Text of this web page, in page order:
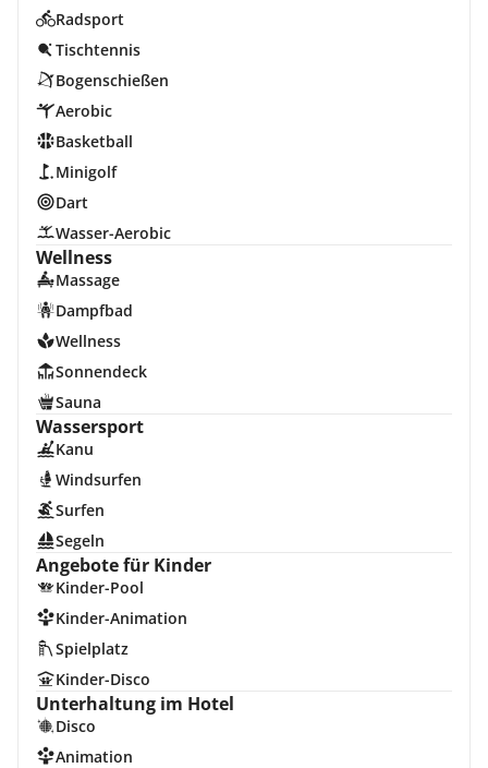
Radsport
Tischtennis
Bogenschießen
Aerobic
Basketball
Minigolf
Dart
Wasser-Aerobic
Wellness
Massage
Dampfbad
Wellness
Sonnendeck
Sauna
Wassersport
Kanu
Windsurfen
Surfen
Segeln
Angebote für Kinder
Kinder-Pool
Kinder-Animation
Spielplatz
Kinder-Disco
Unterhaltung im Hotel
Disco
Animation